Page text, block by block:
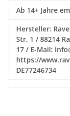
Ab 14+ Jahre
Hersteller:
Str. 1 / 88214
17 / E-Mail:
https://
DE77246734